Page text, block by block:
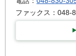
ファックス：048-